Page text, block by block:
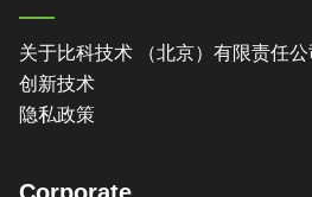
关于比科技术 （北京）有限责任公
创新技术
隐私政策